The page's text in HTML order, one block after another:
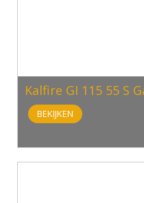
Kalfire GI 115 55 S
BEKIJKEN